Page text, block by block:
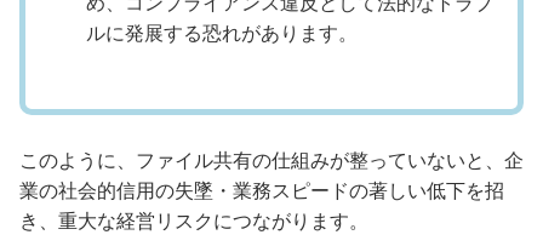
ルに発展する恐れがあります。
このように、ファイル共有の仕組みが整っていないと、企
業の社会的信用の失墜・業務スピードの著しい低下を招
き、重大な経営リスクにつながります。